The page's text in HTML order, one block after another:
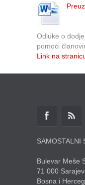
Odluke o
pomoći
Link na
SAMOSTALNI
Bulevar Meše
71 000
Bosna i